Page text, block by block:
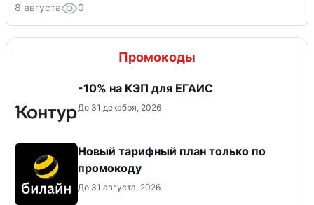
8 августа 0
Промокоды
-10% на КЭП для ЕГАИС
До 31 декабря, 2026
Новый тарифный план только по
промокоду
До 31 августа, 2026